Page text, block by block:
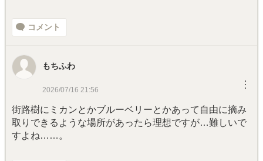
コメント
もちふわ
2026/07/16 21:56 ︙
街路樹にミカンとかブルーベリーとかあって自由に摘み
取りできるような場所があったら理想ですが…難しいで
すよね……。